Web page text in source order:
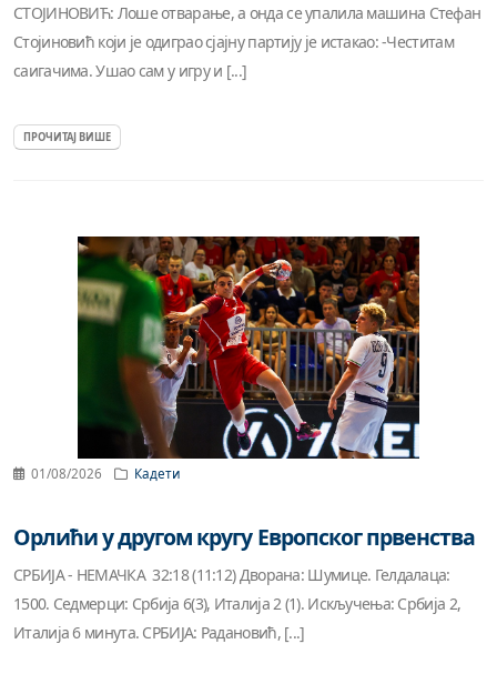
СТОЈИНОВИЋ: Лоше отварање, а онда се упалила машина Стефан
Стојиновић који је одиграо сјајну партију је истакао: -Честитам
саигачима. Ушао сам у игру и [...]
ПРОЧИТАЈ ВИШЕ
01/08/2026 Кадети
Орлићи у другом кругу Европског првенства
СРБИЈА - НЕМАЧКА 32:18 (11:12) Дворана: Шумице. Гелдалаца:
1500. Седмерци: Србија 6(3), Италија 2 (1). Искључења: Србија 2,
Италија 6 минута. СРБИЈА: Радановић, [...]